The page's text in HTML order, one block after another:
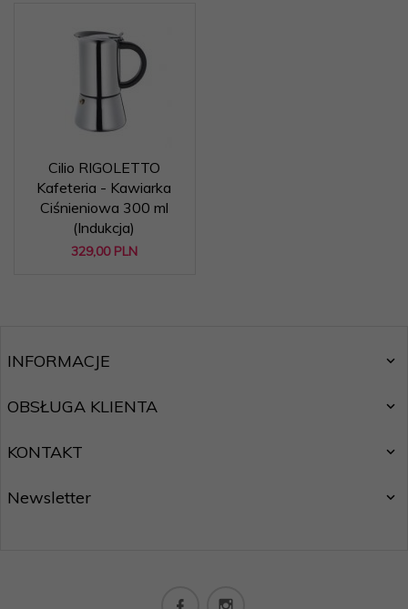
Cilio RIGOLETTO
Kafeteria - Kawiarka
Ciśnieniowa 300 ml
(Indukcja)
329,00 PLN
INFORMACJE
OBSŁUGA KLIENTA
KONTAKT
Newsletter